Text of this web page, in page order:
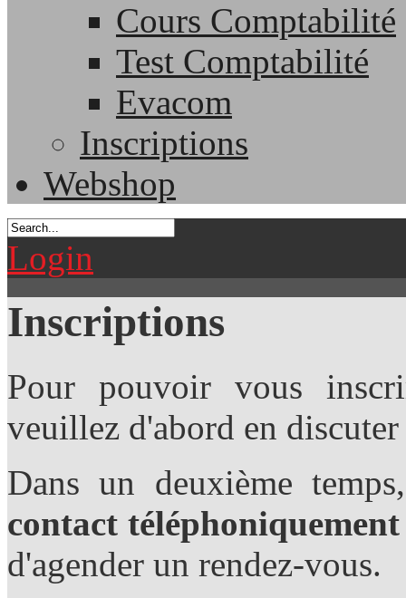
Cours Comptabilité
Test Comptabilité
Evacom
Inscriptions
Webshop
Login
Inscriptions
Pour pouvoir vous
veuillez d'abord en
Dans un deuxième
contact téléphoniquement
d'agender un rendez-vous.